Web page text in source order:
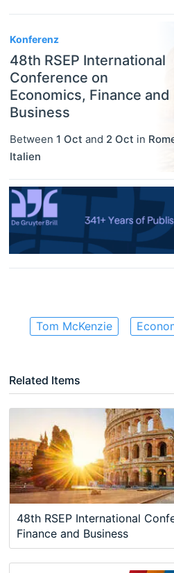
Konferenz
48th RSEP International
Conference on
Economics, Finance and
Business
Between 1 Oct and 2 Oct in
Italien
Tom McKenzie
Related Items
48th RSEP International
Finance and Business